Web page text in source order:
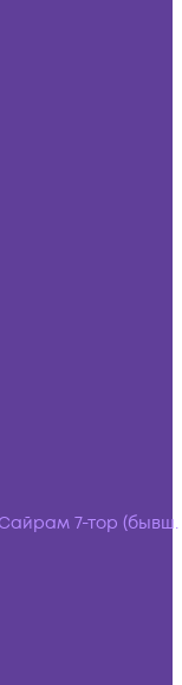
7-тор (бывш.